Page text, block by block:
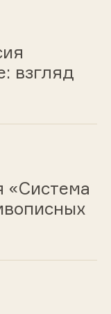
взгляд
«Система